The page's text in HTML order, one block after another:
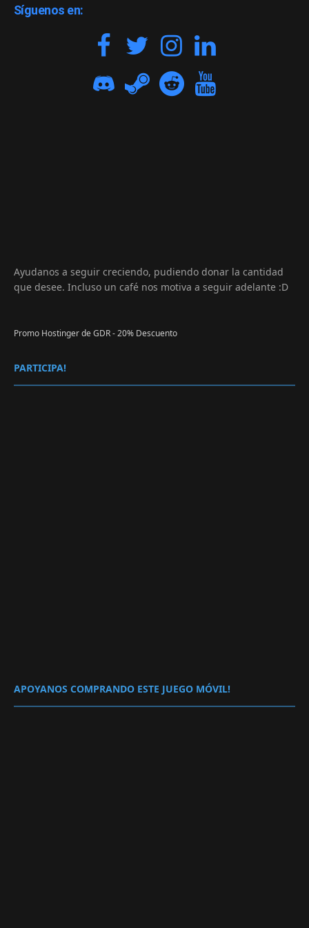
Síguenos en:
Ayudanos a seguir creciendo, pudiendo donar la cantidad
que desee. Incluso un café nos motiva a seguir adelante :D
Promo Hostinger de GDR - 20% Descuento
PARTICIPA!
APOYANOS COMPRANDO ESTE JUEGO MÓVIL!